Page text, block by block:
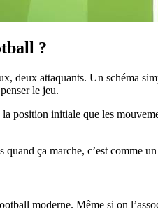
?
deux attaquants. Un schéma
le jeu.
position initiale que les
ça marche, c’est comme
moderne. Même si on